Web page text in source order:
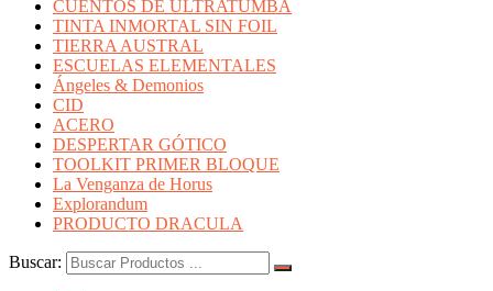
CUENTOS DE ULTRATUMBA
TINTA INMORTAL SIN FOIL
TIERRA AUSTRAL
ESCUELAS ELEMENTALES
Ángeles & Demonios
CID
ACERO
DESPERTAR GÓTICO
TOOLKIT PRIMER BLOQUE
La Venganza de Horus
Explorandum
PRODUCTO DRACULA
Buscar: